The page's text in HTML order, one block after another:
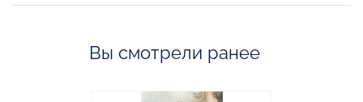
Вы смотрели ранее